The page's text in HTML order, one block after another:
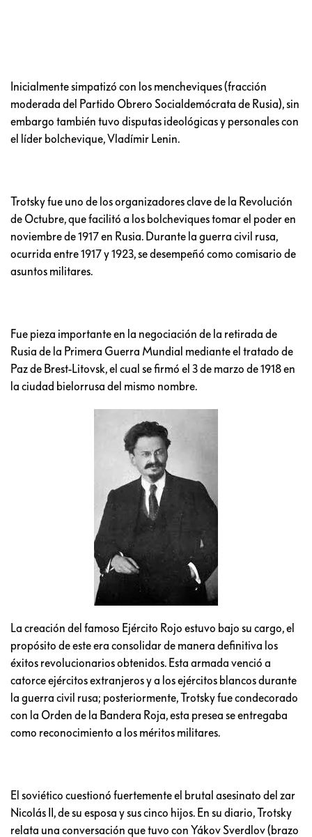
Inicialmente simpatizó con los mencheviques​ (fracción
moderada del Partido Obrero Socialdemócrata de Rusia), sin
embargo también tuvo disputas ideológicas y personales con
el líder bolchevique, Vladímir Lenin.​
Trotsky fue uno de los organizadores clave de la Revolución
de Octubre, que facilitó a los bolcheviques tomar el poder en
noviembre de 1917 en Rusia. Durante la guerra civil rusa,
ocurrida entre 1917 y 1923, se desempeñó como comisario de
asuntos militares.
Fue pieza importante en la negociación de la retirada de
Rusia de la Primera Guerra Mundial mediante el tratado de
Paz de Brest-Litovsk, el cual se firmó el 3 de marzo de 1918 en
la ciudad bielorrusa del mismo nombre.
La creación del famoso Ejército Rojo estuvo bajo su cargo, el
propósito de este era consolidar de manera definitiva los
éxitos revolucionarios obtenidos. Esta armada venció a
catorce ejércitos extranjeros y a los ejércitos blancos durante
la guerra civil rusa; posteriormente, Trotsky fue condecorado
con la Orden de la Bandera Roja, esta presea se entregaba
como reconocimiento a los méritos militares.
El soviético cuestionó fuertemente el brutal asesinato del zar
Nicolás II, de su esposa y sus cinco hijos. En su diario, Trotsky
relata una conversación que tuvo con Yákov Sverdlov (brazo